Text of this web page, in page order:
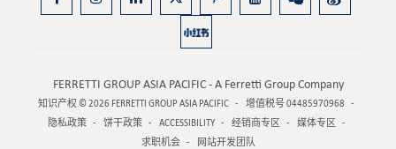
FERRETTI GROUP ASIA PACIFIC - A Ferretti Group Company
知识产权 © 2026 FERRETTI GROUP ASIA PACIFIC
增值税号 04485970968
隐私政策
饼干政策 ACCESSIBILITY 经销商专区
媒体专区
求职机会
网站开发团队